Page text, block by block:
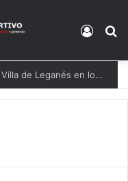
El Tenerife se lleva el XLVI Trofeo Villa de Leganés en los penaltis